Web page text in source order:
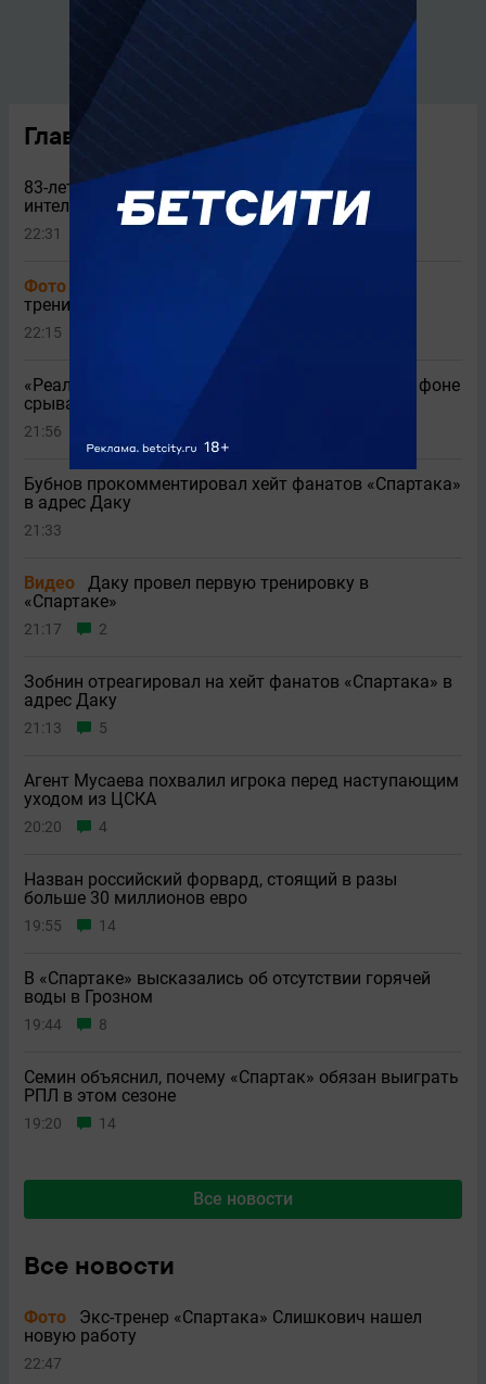
Главные новости
83-летний Непомнящий сообщил об
интеллектуальной деградации
22:31
Фото
тренировку Даку
22:15
«Реал» определился с дальнейшими шагами на фоне
срыва трансфера Родри
21:56
Бубнов прокомментировал хейт фанатов «Спартака»
в адрес Даку
21:33
Видео
Даку провел первую тренировку в
«Спартаке»
21:17 2
Зобнин отреагировал на хейт фанатов «Спартака» в
адрес Даку
21:13 5
Агент Мусаева похвалил игрока перед наступающим
уходом из ЦСКА
20:20 4
Назван российский форвард, стоящий в разы
больше 30 миллионов евро
19:55 14
В «Спартаке» высказались об отсутствии горячей
воды в Грозном
19:44 8
Семин объяснил, почему «Спартак» обязан выиграть
РПЛ в этом сезоне
19:20 14
Все новости
Все новости
Фото
Экс-тренер «Спартака» Слишкович нашел
новую работу
22:47